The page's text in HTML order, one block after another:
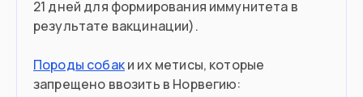
21 дней для формирования иммунитета в
результате вакцинации).
Породы собаки их метисы, которые
запрещено ввозить в Норвегию: